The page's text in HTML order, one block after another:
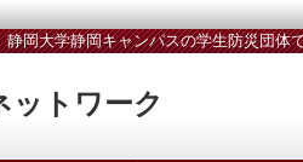
ットワーク
岡大学静岡キャンパスの学生防災団